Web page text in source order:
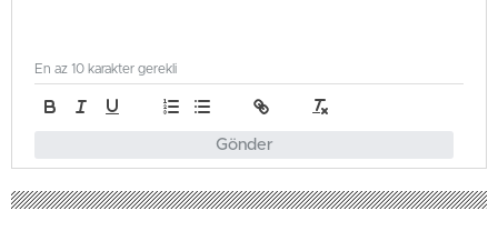
Gönder
En az 10 karakter gerekli